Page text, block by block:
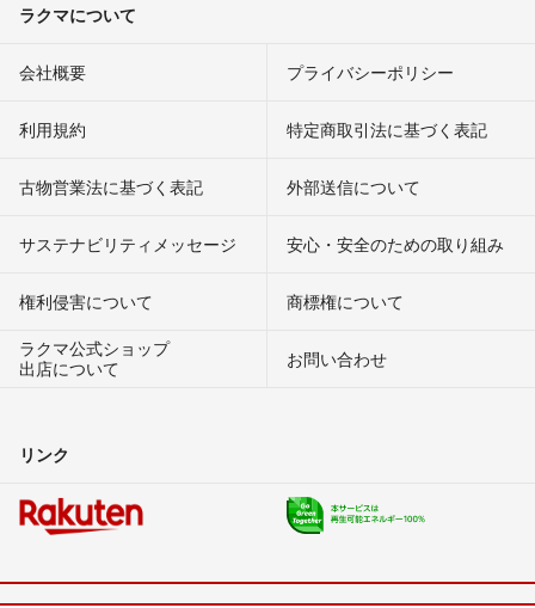
ラクマについて
会社概要 プライバシーポリシー
利用規約 特定商取引法に基づく表記
古物営業法に基づく表記 外部送信について
サステナビリティメッセージ 安心・安全のための取り組み
権利侵害について
商標権について
ラクマ公式ショップ
出店について
お問い合わせ
リンク